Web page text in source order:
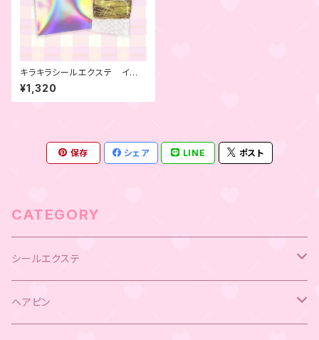
キラキラシールエクステ イエ
ロー 4本セット
¥1,320
保存 シェア LINE ポスト
CATEGORY
シールエクステ
キラキラシールエクステ
ヘアピン